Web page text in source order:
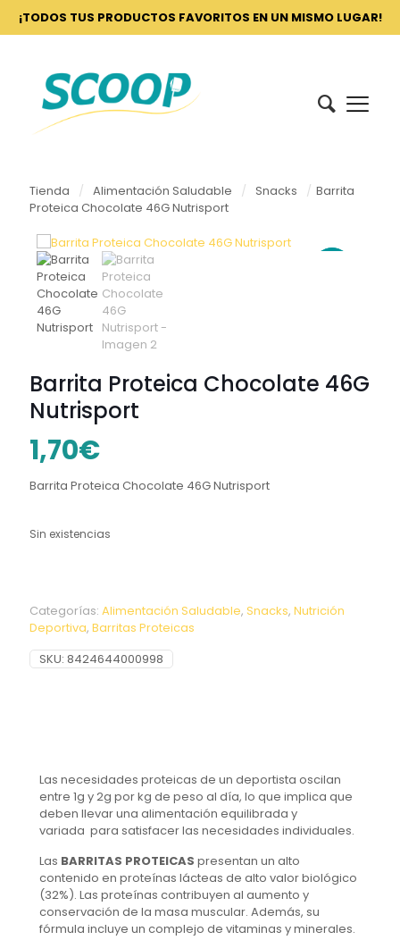
¡TODOS TUS PRODUCTOS FAVORITOS EN UN MISMO LUGAR!
Tienda / Alimentación Saludable / Snacks / Barrita
Proteica Chocolate 46G Nutrisport
Barrita Proteica Chocolate 46G
Nutrisport
1,70€
Barrita Proteica Chocolate 46G Nutrisport
Sin existencias
Categorías: Alimentación Saludable, Snacks, Nutrición
Deportiva, Barritas Proteicas
SKU: 8424644000998
Las necesidades proteicas de un deportista oscilan
entre 1g y 2g por kg de peso al día, lo que implica que
deben llevar una alimentación equilibrada y
variada para satisfacer las necesidades individuales.
Las BARRITAS PROTEICASpresentan un alto
contenido en proteínas lácteas de alto valor biológico
(32%). Las proteínas contribuyen al aumento y
conservación de la masa muscular. Además, su
fórmula incluye un complejo de vitaminas y minerales.